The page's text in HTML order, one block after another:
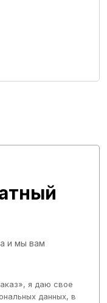
и мы вам
я даю свое
данных, в